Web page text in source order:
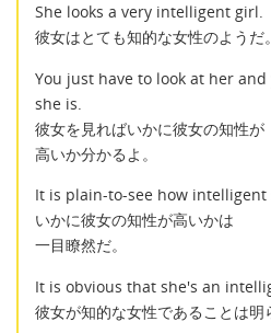
She looks a very intelligent girl.
彼女はとても知的な女性のようだ。
You just have to look at her
she is.
彼女を見ればいかに彼女の知性が
高いか分かるよ。
It is plain-to-see how intelligent
いかに彼女の知性が高いかは
一目瞭然だ。
It is obvious that she's an
彼女が知的な女性であることは明